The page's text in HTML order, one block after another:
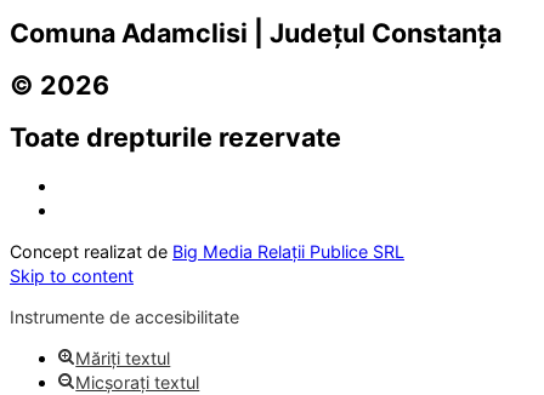
Comuna Adamclisi | Județul Constanța
© 2026
Toate drepturile rezervate
Concept realizat de Big Media Relații Publice SRL
Skip to content
Instrumente de accesibilitate
Măriți textul
Micșorați textul